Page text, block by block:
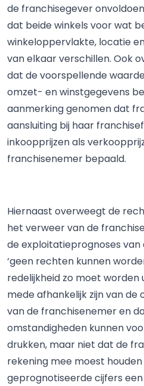
de franchisegever
dat beide winkels voor wat
winkeloppervlakte, locatie
van elkaar verschillen. Ook
dat de voorspellende
omzet- en winstgegevens
aanmerking genomen dat
aansluiting bij haar
inkoopprijzen als
franchisenemer bepaald.
Hiernaast overweegt de
het verweer van de
de exploitatieprognoses
‘geen rechten kunnen
redelijkheid zo moet
mede afhankelijk zijn van
van de franchisenemer en
omstandigheden kunnen
drukken, maar niet dat de
rekening mee moest
geprognotiseerde cijfers